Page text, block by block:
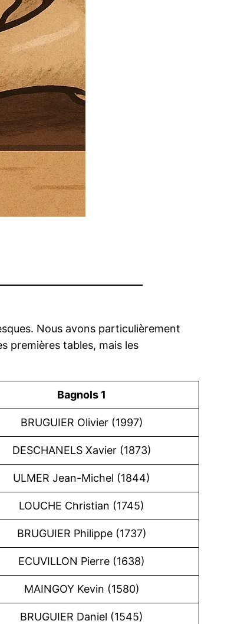
Nous avons particulièrement
premières tables, mais les
Bagnols 1
BRUGUIER Olivier (1997)
DESCHANELS Xavier (1873)
ULMER Jean-Michel (1844)
LOUCHE Christian (1745)
BRUGUIER Philippe (1737)
ECUVILLON Pierre (1638)
MAINGOY Kevin (1580)
BRUGUIER Daniel (1545)